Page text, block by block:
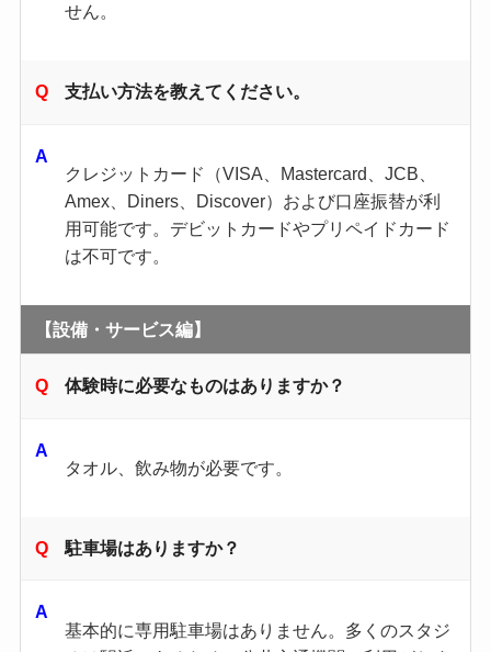
せん。
支払い方法を教えてください。
クレジットカード（VISA、Mastercard、JCB、
Amex、Diners、Discover）および口座振替が利
用可能です。デビットカードやプリペイドカード
は不可です。
【設備・サービス編】
体験時に必要なものはありますか？
タオル、飲み物が必要です。
駐車場はありますか？
基本的に専用駐車場はありません。多くのスタジ